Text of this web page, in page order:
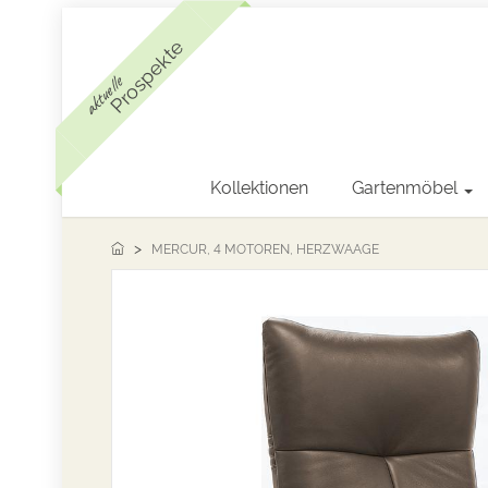
aktuelleProspekte
Kollektionen Gartenmöbel
MERCUR, 4 MOTOREN, HERZWAAGE